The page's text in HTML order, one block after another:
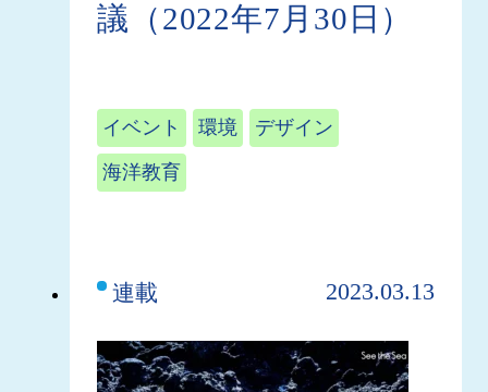
議（2022年7月30日）
イベント 環境 デザイン
海洋教育
連載 2023.03.13